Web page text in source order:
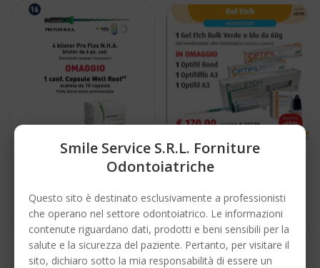
OFFERTA 4 BLISTER
OMAGGIO...
240,00 €
MORDENZANTI +
OMAGGIO OPTIFILLO'
+...
120,00 €
Smile Service S.r.l. Forniture
Odontoiatriche
Questo sito è destinato esclusivamente a professionisti
che operano nel settore odontoiatrico. Le informazioni
contenute riguardano dati, prodotti e beni sensibili per la
salute e la sicurezza del paziente. Pertanto, per visitare il
sito, dichiaro sotto la mia responsabilità di essere un